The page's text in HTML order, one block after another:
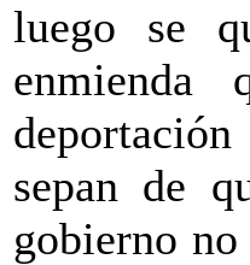
luego se
enmienda
sepan de
gobierno